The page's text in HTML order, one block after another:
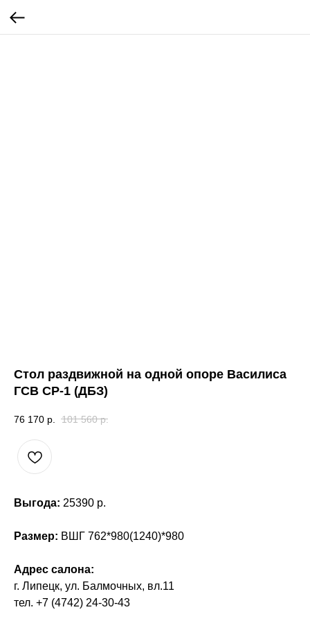
Стол раздвижной на одной опоре Василиса
ГСВ СР-1 (ДБЗ)
76 170 р. 101 560 р.
Выгода: 25390 р.
Размер: ВШГ 762*980(1240)*980
Адрес салона:
г. Липецк, ул. Балмочных, вл.11
тел. +7 (4742) 24-30-43